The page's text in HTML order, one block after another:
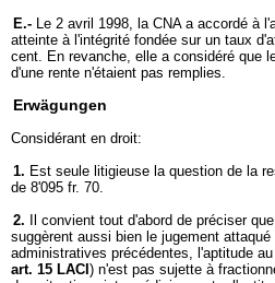
E.- Le 2 avril 1998, la CNA a accordé à
atteinte à l'intégrité fondée sur un taux
cent. En revanche, elle a considéré que
d'une rente n'étaient pas remplies.
Erwägungen
Considérant en droit:
1. Est seule litigieuse la question de la
de 8'095 fr. 70.
2.
Il convient tout d'abord de préciser
suggèrent aussi bien le jugement
administratives précédentes, l'aptitude
art. 15 LACI ) n'est pas sujette à